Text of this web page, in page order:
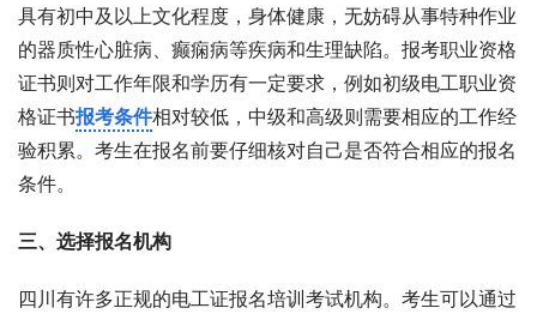
具有初中及以上文化程度，身体健康，无妨碍从事特种作业
的器质性心脏病、癫痫病等疾病和生理缺陷。报考职业资格
证书则对工作年限和学历有一定要求，例如初级电工职业资
格证书报考条件相对较低，中级和高级则需要相应的工作经
验积累。考生在报名前要仔细核对自己是否符合相应的报名
条件。
三、选择报名机构
四川有许多正规的电工证报名培训考试机构。考生可以通过